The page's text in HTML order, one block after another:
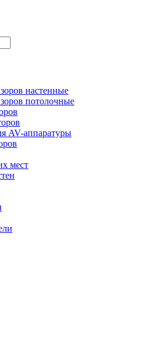
настенные
потолочные
AV-аппаратуры
мест